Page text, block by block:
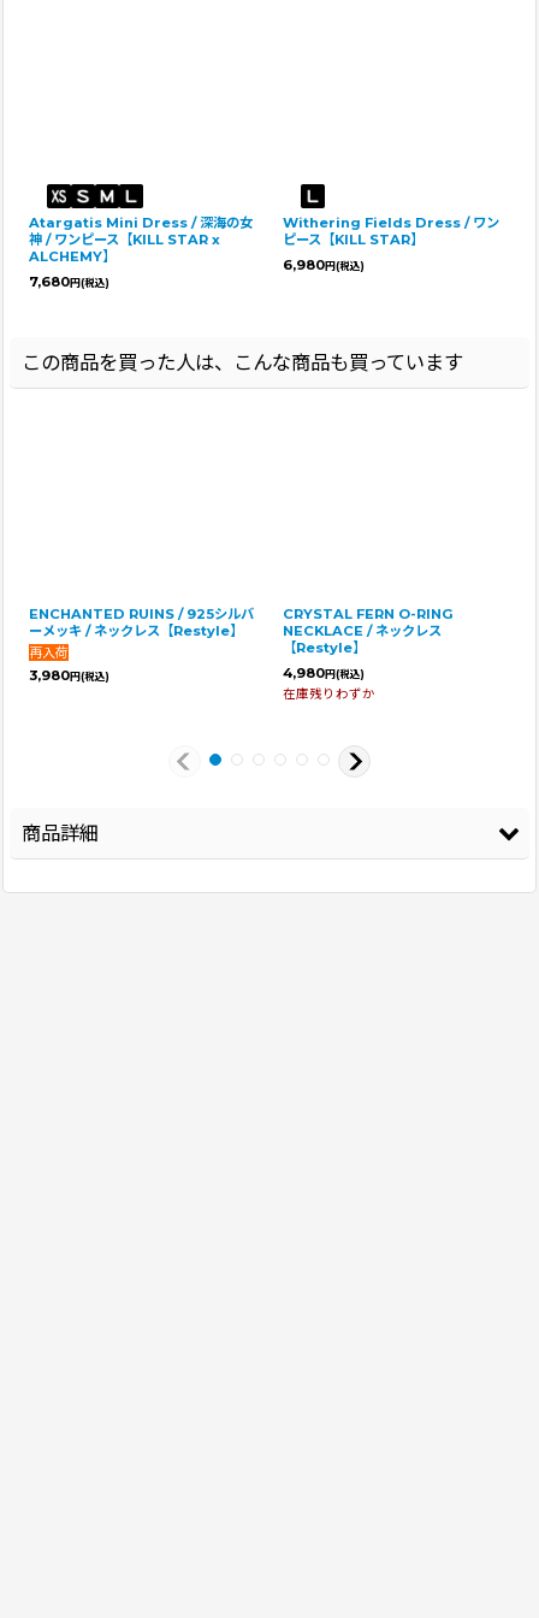
Atargatis Mini Dress / 深海の女
神 / ワンピース【KILL STAR x
ALCHEMY】
7,680円 (税込)
Withering Fields Dress / ワン
ピース【KILL STAR】
6,980円 (税込)
この商品を買った人は、こんな商品も買っています
ENCHANTED RUINS / 925シルバ
ーメッキ / ネックレス【Restyle】
3,980円 (税込)
CRYSTAL FERN O-RING
NECKLACE / ネックレス
【Restyle】
4,980円 (税込)
在庫残りわずか
商品詳細
登録年 2025